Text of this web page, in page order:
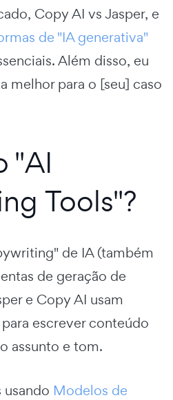
Copy AI vs Jasper, e
de "IA generativa"
Além disso, eu
melhor para o [seu] caso
"AI
Tools"?
de IA (também
de geração de
e Copy AI usam
escrever conteúdo
assunto e tom.
usando Modelos de